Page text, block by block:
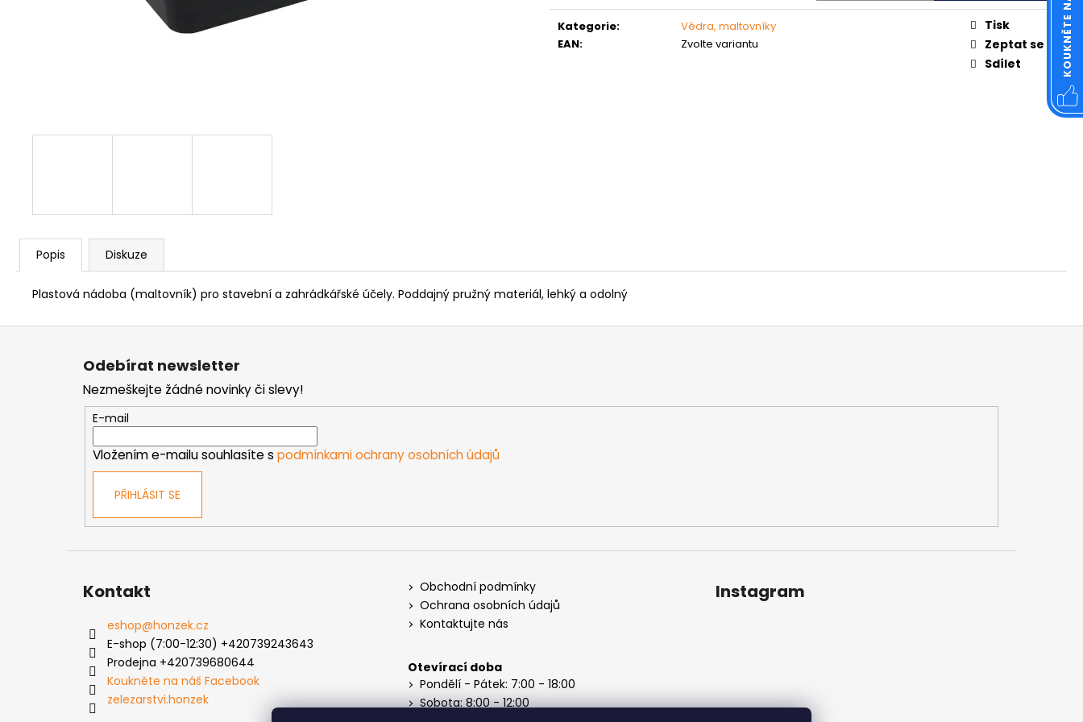
cena:
Kategorie:
Vědra, maltovníky
EAN: Zvolte variantu
Tisk
Zeptat se
Sdílet
Popis Diskuze
Plastová nádoba (maltovník) pro stavební a zahrádkářské účely. Poddajný pružný materiál, lehký a odolný
NÝT DUTÝ DVOJDÍLNÝ 3,5X10 NIKL
PODLOŽKA PÉROVÁ ČTVERCOVÁ NEREZ
Z
Odebírat newsletter
Nezmeškejte žádné novinky či slevy!
E-mail
Vložením e-mailu souhlasíte s podmínkami ochrany osobních údajů
PŘIHLÁSIT SE
Kontakt
eshop@honzek.cz
E-shop (7:00-12:30) +420739243643
Prodejna +420739680644
Koukněte na náš Facebook
zelezarstvi.honzek
Obchodní podmínky
Ochrana osobních údajů
Kontaktujte nás
Otevírací doba
Pondělí - Pátek: 7:00 - 18:00
Sobota: 8:00 - 12:00
Instagram